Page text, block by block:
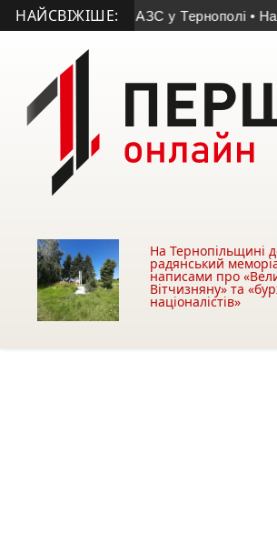
НАЙСВІЖІШЕ:
біля АЗС у Тернополі • На
На Тернопільщині
радянський
написами про
Вітчизняну» та
націоналістів»